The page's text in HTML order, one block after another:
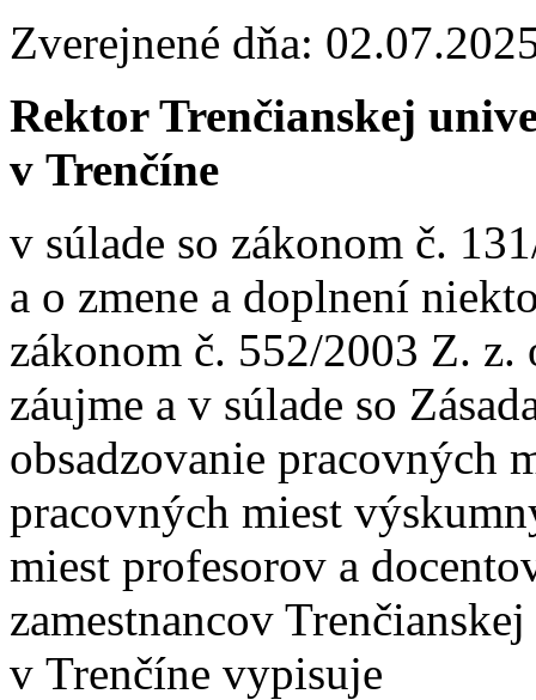
Zverejnené dňa:
Rektor Trenčianskej
v Trenčíne
v súlade so zákonom č.
a o zmene a doplnení
zákonom č. 552/2003 Z.
záujme a v súlade so
obsadzovanie pracovných
pracovných miest
miest profesorov a
zamestnancov
v Trenčíne vypisuje